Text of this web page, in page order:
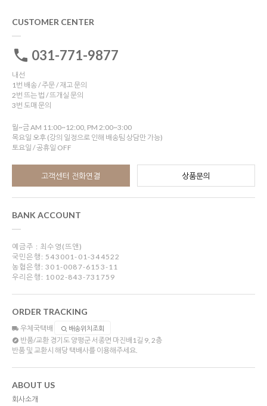
CUSTOMER CENTER
031-771-9877
내선
1번 배송 / 주문 / 재고 문의
2번 뜨는 법 / 뜨개실 문의
3번 도매 문의
월~금 AM 11:00~12:00, PM 2:00~3:00
목요일 오후 (강의 일정으로 인해 배송팀 상담만 가능)
토요일 / 공휴일 OFF
고객센터 전화연결 상품문의
BANK ACCOUNT
예금주 : 최수영(뜨앤)
국민은행: 543001-01-344522
농협은행: 301-0087-6153-11
우리은행: 1002-843-731759
ORDER TRACKING
우체국택배 배송위치조회
반품/교환 경기도 양평군 서종면 마진배1길 9, 2층
반품 및 교환시 해당 택배사를 이용해주세요.
ABOUT US
회사소개